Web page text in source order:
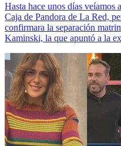
Hasta hace unos días veíamos
Caja de Pandora de La Red,
confirmara la separación
Kaminski, la que apuntó a la